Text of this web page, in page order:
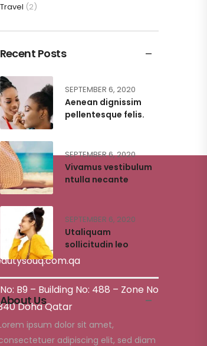
Travel (2)
Recent Posts
SEPTEMBER 6, 2020
Aenean dignissim
pellentesque felis.
SEPTEMBER 6, 2020
Vivamus vestibulum
ntulla necante
SEPTEMBER 6, 2020
Utaliquam
sollicitudin leo
About Us
ipsum dolor sit amet,
adipiscing elit, sed diam
B9 – Building No: 488 – Zone No
Doha Qatar